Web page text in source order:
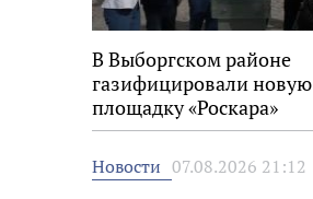
В Выборгском районе
газифицировали новую
площадку «Роскара»
Новости 07.08.2026 21:12